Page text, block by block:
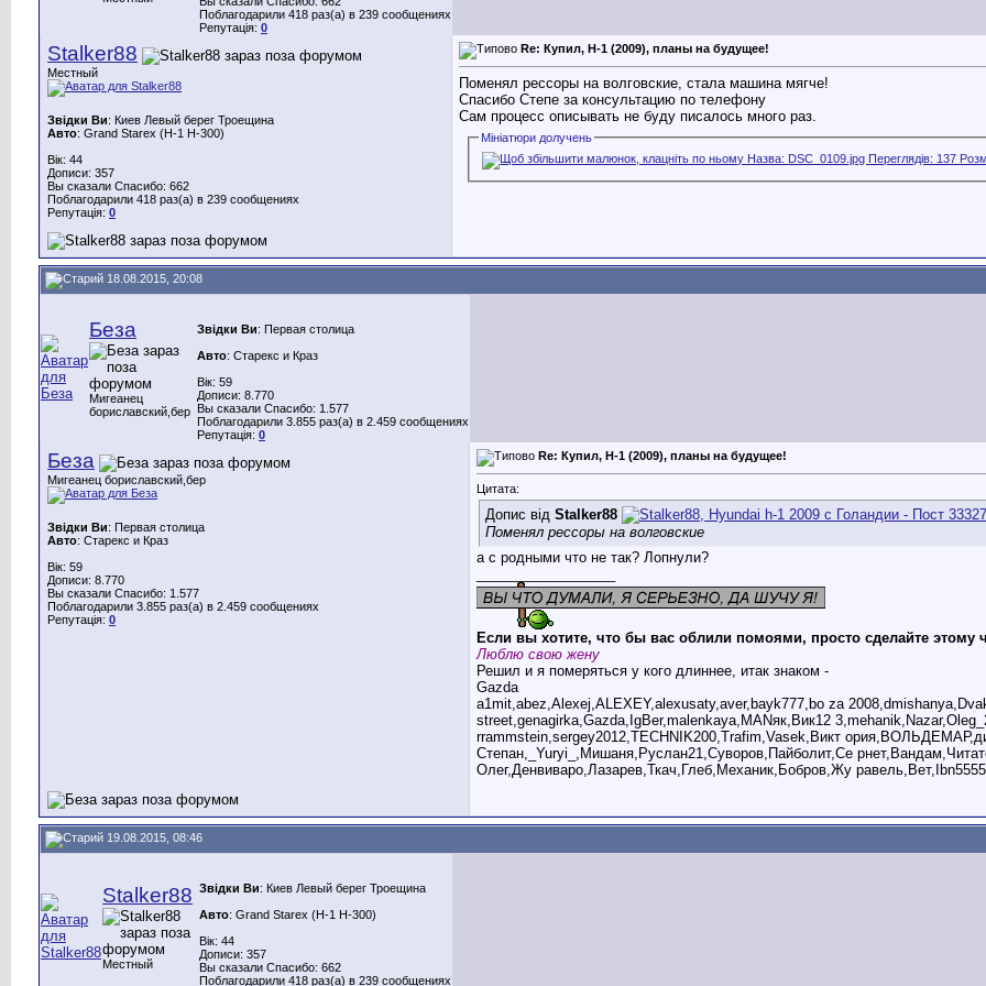
Поблагодарили 418 раз(а) в 239 сообщениях
Репутація: 0
Stalker88
Местный
Звідки Ви: Киев Левый берег Троещина
Авто: Grand Starex (H-1 H-300)
Вік: 44
Дописи: 357
Вы сказали Спасибо: 662
Поблагодарили 418 раз(а) в 239 сообщениях
Репутація: 0
Re: Купил, H-1 (2009), планы на будущее!
Поменял рессоры на волговские, стала машина мягче!
Спасибо Степе за консультацию по телефону
Сам процесс описывать не буду писалось много раз.
Мініатюри долучень
18.08.2015, 20:08
Беза
Мигеанец
бориславский,бер
Звідки Ви: Первая столица
Авто: Старекс и Краз
Вік: 59
Дописи: 8.770
Вы сказали Спасибо: 1.577
Поблагодарили 3.855 раз(а) в 2.459 сообщениях
Репутація: 0
Беза
Мигеанец бориславский,бер
Звідки Ви: Первая столица
Авто: Старекс и Краз
Вік: 59
Дописи: 8.770
Вы сказали Спасибо: 1.577
Поблагодарили 3.855 раз(а) в 2.459 сообщениях
Репутація: 0
Re: Купил, H-1 (2009), планы на будущее!
Цитата:
Допис від Stalker88
Поменял рессоры на волговские
а с родными что не так? Лопнули?
Если вы хотите, что бы вас облили помоями, просто сделайте этому
Люблю свою жену
Решил и я померяться у кого длиннее, итак знаком -
Gazda
a1mit,abez,Alexej,ALEXEY,alexusaty,aver,bayk777,bo za
street,genagirka,Gazda,IgBer,malenkaya,MANяк,Вик12
rrammstein,sergey2012,TECHNIK200,Trafim,Vasek,Викт
Степан,_Yuryi_,Мишаня,Руслан21,Суворов,Пайболит,Се
Олег,Денвиваро,Лазарев,Ткач,Глеб,Механик,Бобров,Жу
19.08.2015, 08:46
Stalker88
Местный
Звідки Ви: Киев Левый берег Троещина
Авто: Grand Starex (H-1 H-300)
Вік: 44
Дописи: 357
Вы сказали Спасибо: 662
Поблагодарили 418 раз(а) в 239 сообщениях